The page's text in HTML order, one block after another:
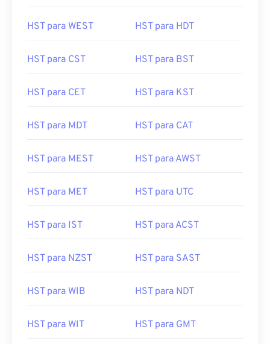
HST para WEST HST para HDT
HST para CST HST para BST
HST para CET HST para KST
HST para MDT HST para CAT
HST para MEST HST para AWST
HST para MET HST para UTC
HST para IST HST para ACST
HST para NZST HST para SAST
HST para WIB HST para NDT
HST para WIT HST para GMT